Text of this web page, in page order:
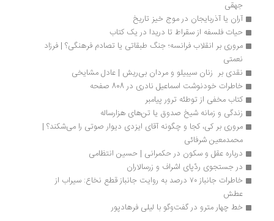
آران یا آذربایجان در موج خیز تاریخ
حیات فلسفه از سقراط تا دریدا در یک کتاب
مروری بر انقلاب فرانسه؛ جنگ طبقاتی یا تصادم فرهنگی؟ | فرزاد
نقدی بر  زنان سیبیلو و مردان بی‌ریش | عادل مشایخی
خاطرات خودنوشت اسماعیل نادری در 808 صفحه
کتاب مخفی از توطئه ترور پیامبر
زندگی و زمانه شیخ صدوق یا تن‌های هزارساله
مروری بر کی، کجا و چگونه آقای ایزدی دیوار صوتی را می‌شکند؟ |
محمدمعین شرفائی
درباره عقل و سکون در حکمرانی | حسین انتظامی
در جستجوی ردّپای اشراف و زرسالاران
خاطرات جانباز ۷۰ درصد به روایت جانباز قطع نخاع: سیراب از
خط چهار مترو در گفت‌وگو با لیلی فرهادپور